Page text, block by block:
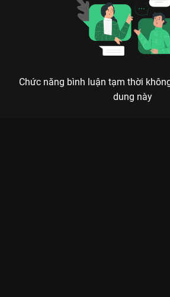
Chức năng bình luận tạm thời
dung này